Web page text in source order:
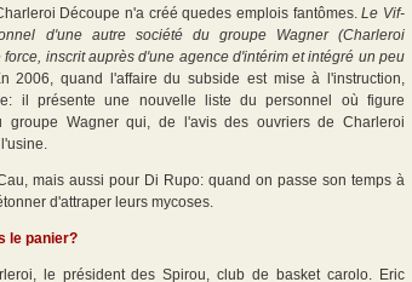
Découpe n'a créé quedes emplois fantômes.Le Vif-
d'une autre société du groupe Wagner (Charleroi
inscrit auprès d'une agence d'intérim et intégré un peu
2006, quand l'affaire du subside est mise à l'instruction,
il présente une nouvelle liste du personnel où figure
groupe Wagner qui, de l'avis des ouvriers de Charleroi
mais aussi pour Di Rupo: quand on passe son temps à
d'attraper leurs mycoses.
le panier?
le président des Spirou, club de basket carolo. Eric